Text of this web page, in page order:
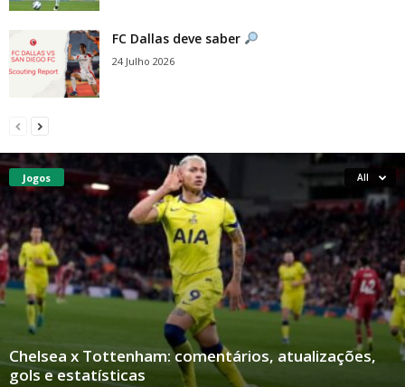
FC Dallas deve saber
24 Julho 2026
Jogos All
Chelsea x Tottenham: comentários, atualizações,
gols e estatísticas